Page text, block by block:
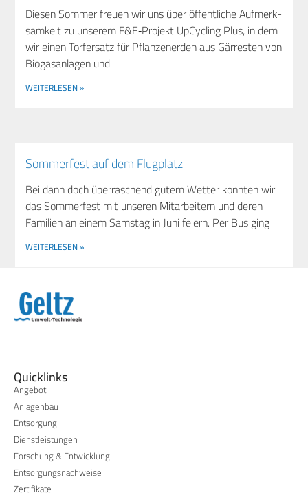
Die­sen Som­mer freu­en wir uns über öffent­li­che Auf­merk­
sam­keit zu unse­rem F&E‑Projekt UpCy­cling Plus, in dem
wir einen Tor­fer­satz für Pflan­zen­er­den aus Gär­res­ten von
Bio­gas­an­la­gen und
WEITERLESEN »
Som­mer­fest auf dem Flugplatz
Bei dann doch über­ra­schend gutem Wet­ter konn­ten wir
das Som­mer­fest mit unse­ren Mit­ar­bei­tern und deren
Fami­li­en an einem Sams­tag in Juni fei­ern. Per Bus ging
WEITERLESEN »
Quicklinks
Angebot
Anlagenbau
Entsorgung
Dienstleistungen
Forschung & Entwicklung
Entsorgungsnachweise
Zertifikate